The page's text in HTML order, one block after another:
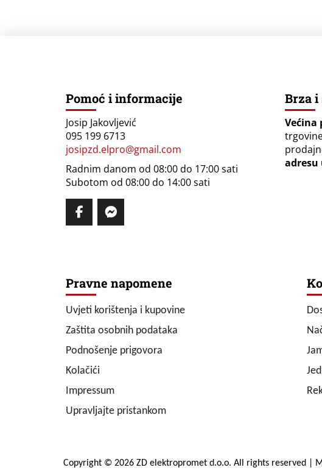
Pomoć i informacije
Josip Jakovljević
095 199 6713
josipzd.elpro@gmail.com
Radnim danom od 08:00 do 17:00 sati
Subotom od 08:00 do 14:00 sati
Brza i
Većina
adresu
Pravne napomene
Uvjeti korištenja i kupovine
Zaštita osobnih podataka
Podnošenje prigovora
Kolačići
Impressum
Upravljajte pristankom
Copyright © 2026 ZD elektropromet d.o.o. All rights reserved